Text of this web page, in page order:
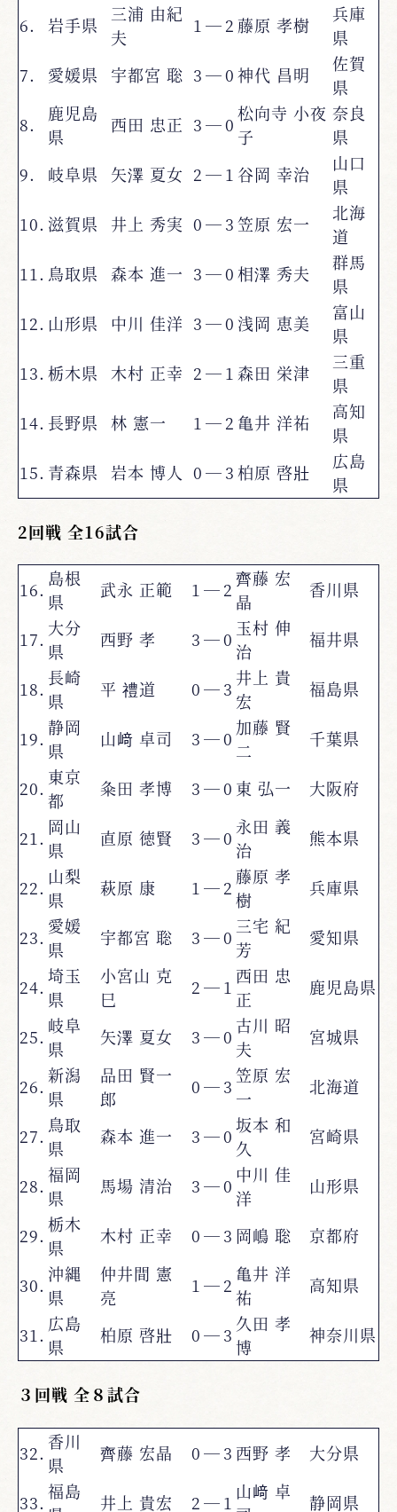
6.
岩手県
三浦 由紀
夫
1 ―2 藤原 孝樹
兵庫
県
7.
愛媛県 宇都宮 聡 3―0神代 昌明
佐賀
県
8.
鹿児島
県
西田 忠正 3―0松向寺 小夜
子
奈良
県
9.
岐阜県 矢澤 夏女 2―1 谷岡 幸治
山口
県
10. 滋賀県 井上 秀実 0―3笠原 宏一
北海
道
11. 鳥取県 森本 進一 3―0相澤 秀夫
群馬
県
12. 山形県 中川 佳洋 3―0浅岡 恵美
富山
県
13. 栃木県 木村 正幸 2―1 森田 栄津
三重
県
14. 長野県 林 憲一 1 ―2 亀井 洋祐
高知
県
15. 青森県 岩本 博人 0―3柏原 啓壯
広島
県
2回戦 全16試合
16. 島根
県
武永 正範 1―2齊藤 宏
晶
香川県
17. 大分
県
西野 孝 3―0 玉村 伸
治
福井県
18. 長崎
県
平 禮道 0―3 井上 貴
宏
福島県
19. 静岡
県
山﨑 卓司 3―0 加藤 賢
二
千葉県
20. 東京
都
粂田 孝博 3―0 東 弘一 大阪府
21. 岡山
県
直原 徳賢 3―0永田 義
治
熊本県
22. 山梨
県
萩原 康 1―2 藤原 孝
樹
兵庫県
23. 愛媛
県
宇都宮 聡 3―0三宅 紀
芳
愛知県
24. 埼玉
県
小宮山 克
巳
2―1 西田 忠
正
鹿児島県
25. 岐阜
県
矢澤 夏女 3―0 古川 昭
夫
宮城県
26. 新潟
県
品田 賢一
郎
0―3笠原 宏
一
北海道
27. 鳥取
県
森本 進一 3―0坂本 和
久
宮崎県
28. 福岡
県
馬場 清治 3―0 中川 佳
洋
山形県
29. 栃木
県
木村 正幸 0―3 岡嶋 聡 京都府
30. 沖縄
県
仲井間 憲
亮
1―2 亀井 洋
祐
高知県
31. 広島
県
柏原 啓壯 0―3 久田 孝
博
神奈川県
３回戦 全８試合
32. 香川
県
齊藤 宏晶 0―3 西野 孝 大分県
33. 福島
井上 貴宏 2―1 山﨑 卓
静岡県